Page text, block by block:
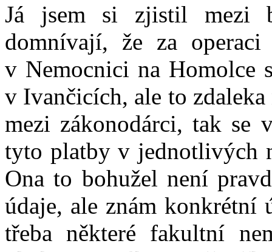
Já jsem si zjistil mezi
domnívají, že za
v Nemocnici na Homolce
v Ivančicích, ale to
mezi zákonodárci, tak se
tyto platby v jednotlivých
Ona to bohužel není
údaje, ale znám konkrétní
třeba některé fakultní